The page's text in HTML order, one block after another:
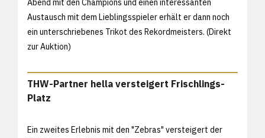
Abend mit den Champions und einen interessanten
Austausch mit dem Lieblingsspieler erhält er dann noch
ein unterschriebenes Trikot des Rekordmeisters. (Direkt
zur Auktion)
THW-Partner hella versteigert Frischlings-
Platz
Ein zweites Erlebnis mit den "Zebras" versteigert der